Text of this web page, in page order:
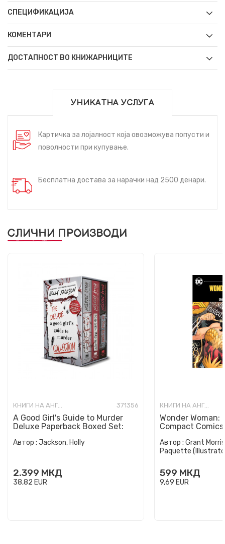
СПЕЦИФИКАЦИЈА
КОМЕНТАРИ
ДОСТАПНОСТ ВО КНИЖАРНИЦИТЕ
УНИКАТНА УСЛУГА
Картичка за лојалност која овозможува попусти и
поволности при купување.
Бесплатна достава за нарачки над 2500 денари.
СЛИЧНИ ПРОИЗВОДИ
КНИГИ НА АНГЛИСКИ ЈАЗИК 371356
A Good Girl's Guide to Murder
Deluxe Paperback Boxed Set:
Автор : Jackson, Holly
2.399 МКД
38,82 EUR
КНИГИ НА АНГЛИСКИ ЈАЗИК
Wonder Woman:
Compact
Автор : Grant
Paquette
599 МКД
9,69 EUR